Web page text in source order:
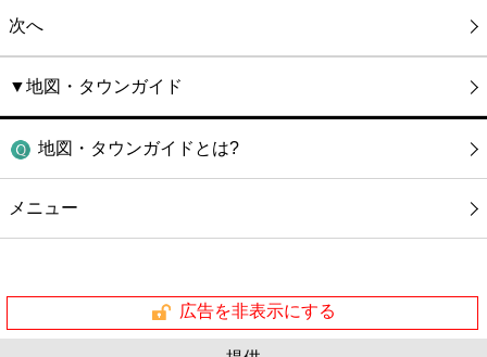
次へ
▼地図・タウンガイド
地図・タウンガイドとは?
メニュー
広告を非表示にする